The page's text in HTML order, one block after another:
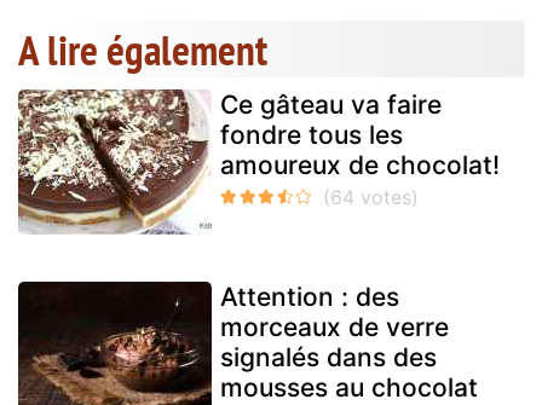
A lire également
Ce gâteau va faire
fondre tous les
amoureux de chocolat!
Attention : des
morceaux de verre
signalés dans des
mousses au chocolat